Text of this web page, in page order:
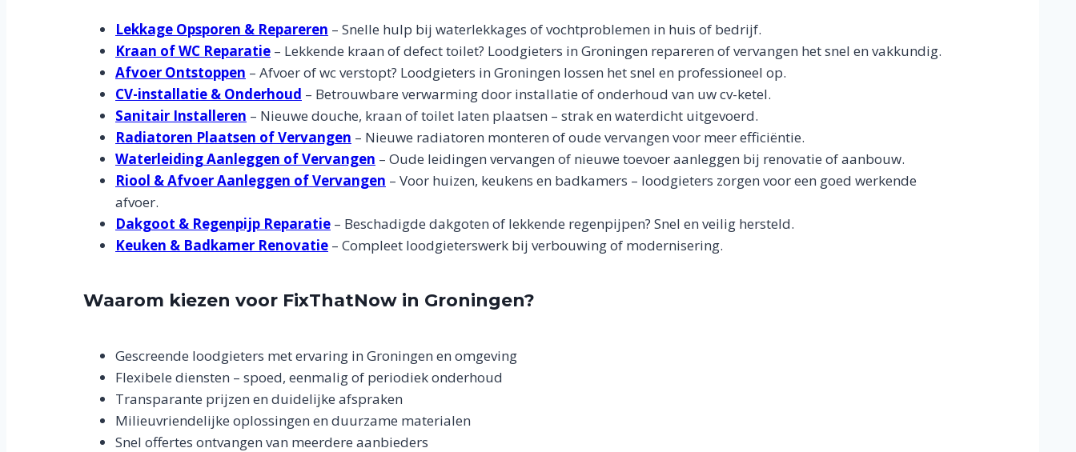
Lekkage Opsporen & Repareren – Snelle hulp bij waterlekkages of vochtproblemen in huis of bedrijf.
Kraan of WC Reparatie – Lekkende kraan of defect toilet? Loodgieters in Groningen repareren of vervangen het snel en vakkundig.
Afvoer Ontstoppen – Afvoer of wc verstopt? Loodgieters in Groningen lossen het snel en professioneel op.
CV-installatie & Onderhoud – Betrouwbare verwarming door installatie of onderhoud van uw cv-ketel.
Sanitair Installeren – Nieuwe douche, kraan of toilet laten plaatsen – strak en waterdicht uitgevoerd.
Radiatoren Plaatsen of Vervangen – Nieuwe radiatoren monteren of oude vervangen voor meer efficiëntie.
Waterleiding Aanleggen of Vervangen – Oude leidingen vervangen of nieuwe toevoer aanleggen bij renovatie of aanbouw.
Riool & Afvoer Aanleggen of Vervangen – Voor huizen, keukens en badkamers – loodgieters zorgen voor een goed werkende
afvoer.
Dakgoot & Regenpijp Reparatie – Beschadigde dakgoten of lekkende regenpijpen? Snel en veilig hersteld.
Keuken & Badkamer Renovatie – Compleet loodgieterswerk bij verbouwing of modernisering.
Waarom kiezen voor FixThatNow in Groningen?
Gescreende loodgieters met ervaring in Groningen en omgeving
Flexibele diensten – spoed, eenmalig of periodiek onderhoud
Transparante prijzen en duidelijke afspraken
Milieuvriendelijke oplossingen en duurzame materialen
Snel offertes ontvangen van meerdere aanbieders